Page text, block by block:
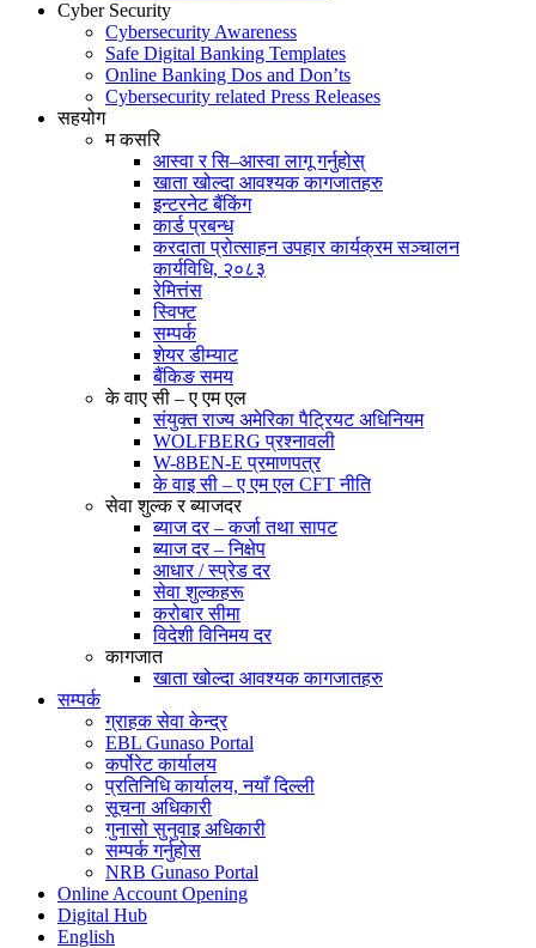
Cyber Security
Cybersecurity Awareness
Safe Digital Banking Templates
Online Banking Dos and Don’ts
Cybersecurity related Press Releases
सहयोग
म कसरि
आस्वा र सि–आस्वा लागू गर्नुहोस्
खाता खोल्दा आवश्यक कागजातहरु
इन्टरनेट बैंकिंग
कार्ड प्रबन्ध
करदाता प्रोत्साहन उपहार कार्यक्रम सञ्चालन
कार्यविधि, २०८३
रेमित्तंस
स्विफ्ट
सम्पर्क
शेयर डीम्याट
बैंकिङ समय
के वाए सी – ए एम एल
संयुक्त राज्य अमेरिका पैट्रियट अधिनियम
WOLFBERG प्रश्नावली
W-8BEN-E प्रमाणपत्र
के वाइ सी – ए एम एल CFT नीति
सेवा शुल्क र ब्याजदर
ब्याज दर – कर्जा तथा सापट
ब्याज दर – निक्षेप
आधार / स्प्रेड दर
सेवा शुल्कहरू
करोबार सीमा
विदेशी विनिमय दर
कागजात
खाता खोल्दा आवश्यक कागजातहरु
सम्पर्क
ग्राहक सेवा केन्द्र
EBL Gunaso Portal
कर्पोरेट कार्यालय
प्रतिनिधि कार्यालय, नयाँ दिल्ली
सूचना अधिकारी
गुनासो सुनुवाइ अधिकारी
सम्पर्क गर्नुहोस
NRB Gunaso Portal
Online Account Opening
Digital Hub
English